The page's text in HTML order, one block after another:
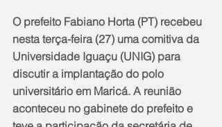
O prefeito Fabiano Horta (PT) recebeu
nesta terça-feira (27) uma comitiva da
Universidade Iguaçu (UNIG) para
discutir a implantação do polo
universitário em Maricá. A reunião
aconteceu no gabinete do prefeito e